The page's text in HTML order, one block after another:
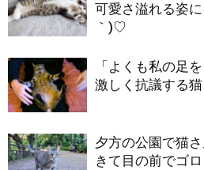
可愛さ溢れる姿
｀)♡
「よくも私の足
激しく抗議する
夕方の公園で猫
きて目の前でゴ